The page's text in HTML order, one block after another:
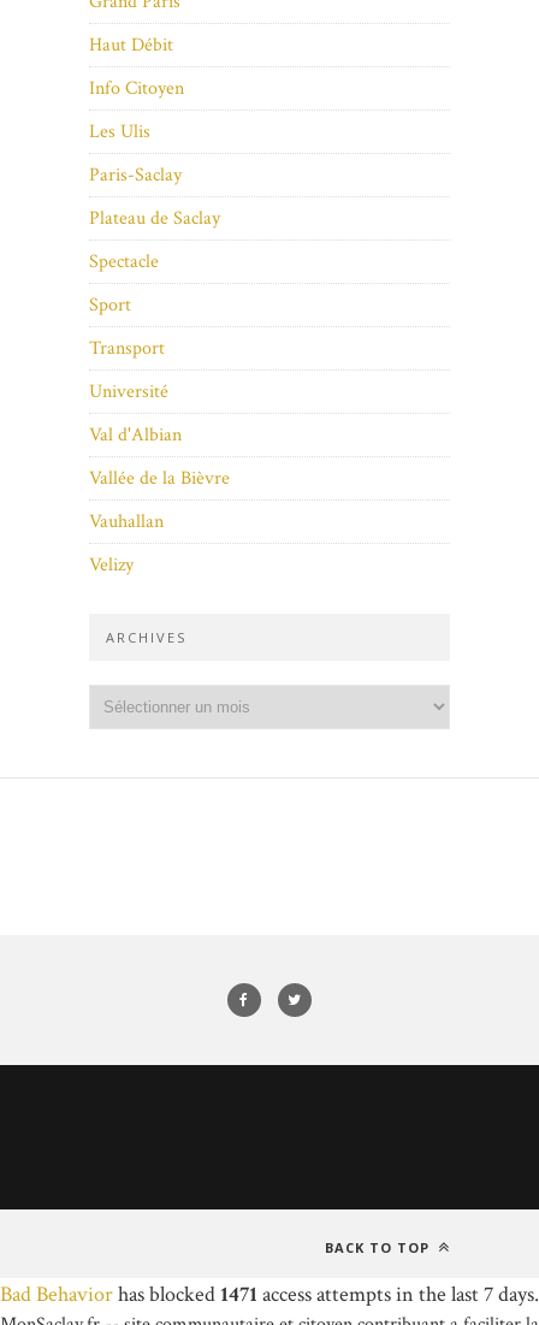
Haut Débit
Info Citoyen
Les Ulis
Paris-Saclay
Plateau de Saclay
Spectacle
Sport
Transport
Université
Val d'Albian
Vallée de la Bièvre
Vauhallan
Velizy
ARCHIVES
BACK TO TOP
Bad Behaviorhas blocked1471 access attempts in the last 7 days.